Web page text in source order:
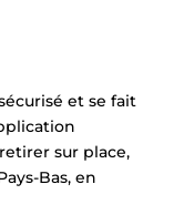
et se fait
sur place,
Bas, en